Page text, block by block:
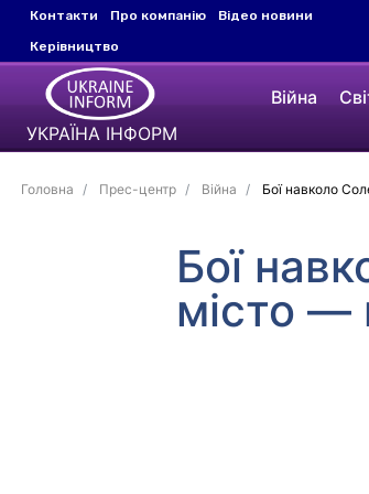
Контакти Про компанію
Відео новини
Керівництво
УКРАЇНА ІНФОРМ
Війна
Головна Прес-центр Війна Бої навколо
Бої
місто —